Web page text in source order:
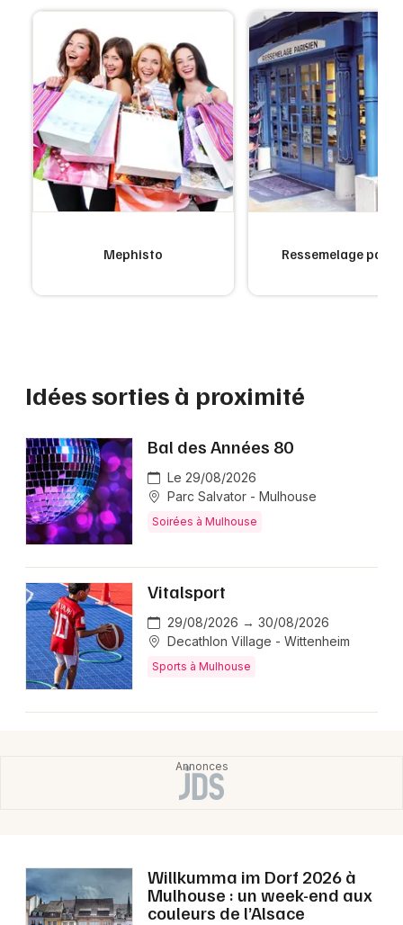
Mephisto Ressemelage
Idées sorties à proximité
Bal des Années 80
Le 29/08/2026
Parc Salvator - Mulhouse
Soirées à Mulhouse
Vitalsport
29/08/2026 → 30/08/2026
Decathlon Village - Wittenheim
Sports à Mulhouse
Willkumma im Dorf 2026 à
Mulhouse : un week-end aux
couleurs de l’Alsace